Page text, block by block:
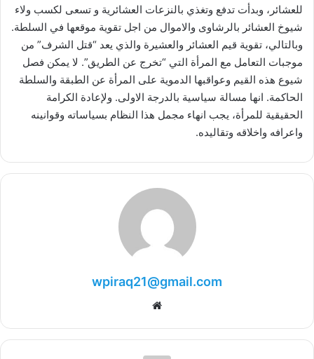
للعشائر، وبدأت تدفع وتغذي بالنزعات العشائرية و تسعى لكسب ولاء
شيوخ العشائر بالرشاوى والاموال من اجل تقوية موقعها في السلطة.
وبالتالي، تقوية قيم العشائر والعشيرة والذي يعد “قتل الشرف” من
موجبات التعامل مع المرأة التي “تخرج عن الطريق”. لا يمكن فصل
شيوع هذه القيم وعواقبها الدموية على المرأة عن الطبقة والسلطة
الحاكمة. انها مسالة سياسية بالدرجة الاولى. ولإعادة الكرامة
الحقيقية للمرأة، يجب انهاء مجمل هذا النظام بسياساته وقوانينه
واعرافه واخلاقه وتقاليده.
wpiraq21@gmail.com